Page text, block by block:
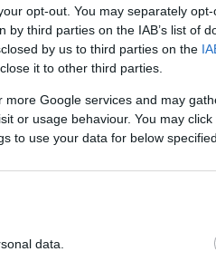
opt-out. You may separately
third parties on the IAB’s list of
by us to third parties on the
it to other third parties.
Google services and may
or usage behaviour. You may
to use your data for below
data.
relaxed during the
Szólj hozzá!
Drkuktart. Minden jog
írásbeli
reproduce without
A